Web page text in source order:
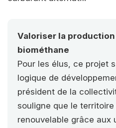
Valoriser la
biométhane
Pour les élus, ce projet
logique de
président de la
souligne que le
renouvelable grâce aux